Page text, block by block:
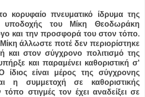
κορυφαίο πνευματικό ίδρυμα της
του Μίκη Θεοδωράκη
και την προσφορά του στον τόπο.
άλλωστε ποτέ δεν περιορίστηκε
και στον σύγχρονο πολιτισμό της
και παραμένει καθοριστική σ'
είναι μέρος της σύγχρονης
η συμμετοχή σε καθοριστικής
στιγμές τον έχει αναδείξει σε